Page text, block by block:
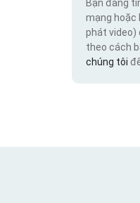
Bạn đang
mạng hoặc
phát video)
theo cách
chúng tôi